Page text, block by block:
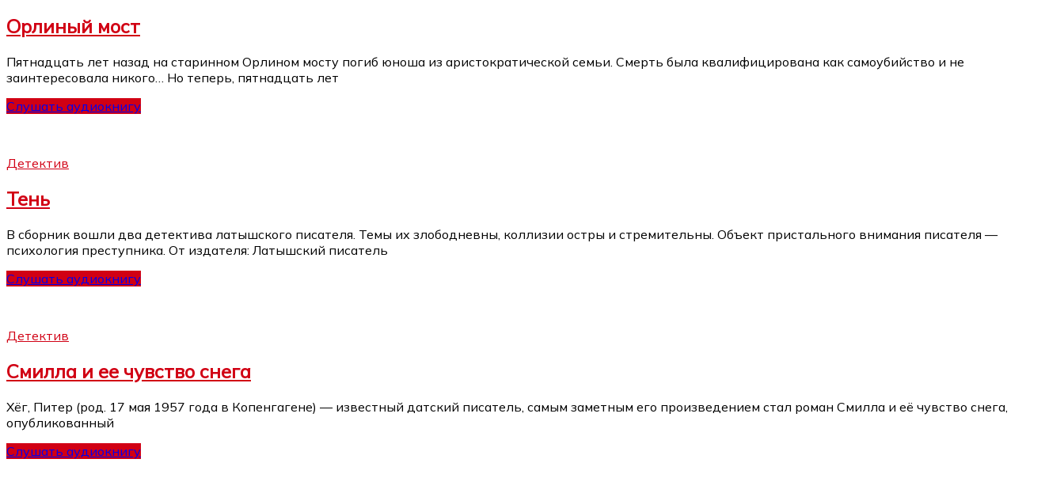
Орлиный мост
Пятнадцать лет назад на старинном Орлином мосту погиб юноша из аристократической семьи. Смерть была квалифицирована как самоубийство и не
заинтересовала никого… Но теперь, пятнадцать лет
Слушать аудиокнигу
Детектив
Тень
В сборник вошли два детектива латышского писателя. Темы их злободневны, коллизии остры и стремительны. Объект пристального внимания писателя —
психология преступника. От издателя: Латышский писатель
Слушать аудиокнигу
Детектив
Смилла и ее чувство снега
Хёг, Питер (род. 17 мая 1957 года в Копенгагене) — известный датский писатель, самым заметным его произведением стал роман Смилла и её чувство снега,
опубликованный
Слушать аудиокнигу